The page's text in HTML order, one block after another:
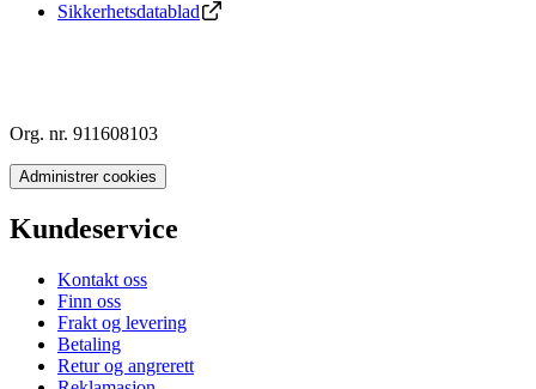
Sikkerhetsdatablad
Org. nr. 911608103
Administrer cookies
Kundeservice
Kontakt oss
Finn oss
Frakt og levering
Betaling
Retur og angrerett